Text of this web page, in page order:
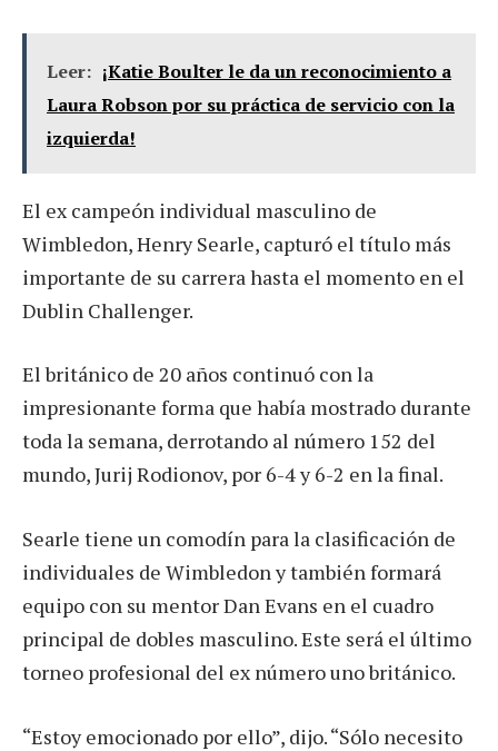
Leer: ¡Katie Boulter le da un reconocimiento a
Laura Robson por su práctica de servicio con la
izquierda!
El ex campeón individual masculino de
Wimbledon, Henry Searle, capturó el título más
importante de su carrera hasta el momento en el
Dublin Challenger.
El británico de 20 años continuó con la
impresionante forma que había mostrado durante
toda la semana, derrotando al número 152 del
mundo, Jurij Rodionov, por 6-4 y 6-2 en la final.
Searle tiene un comodín para la clasificación de
individuales de Wimbledon y también formará
equipo con su mentor Dan Evans en el cuadro
principal de dobles masculino. Este será el último
torneo profesional del ex número uno británico.
“Estoy emocionado por ello”, dijo. “Sólo necesito